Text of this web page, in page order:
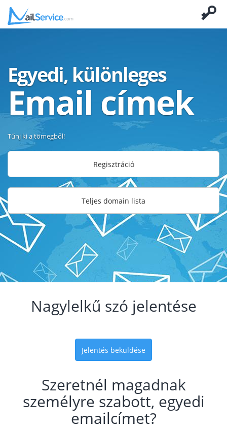
Egyedi, különleges
Email címek
Tűnj ki a tömegből!
Regisztráció
Teljes domain lista
Nagylelkű szó jelentése
Jelentés beküldése
Szeretnél magadnak
személyre szabott, egyedi
emailcímet?